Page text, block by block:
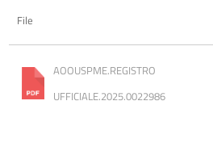
File
AOOUSPME.REGISTRO
UFFICIALE.2025.0022986